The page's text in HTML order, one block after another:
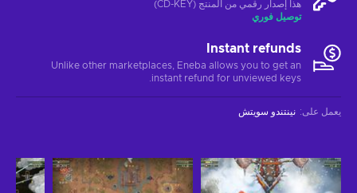
هذا إصدار رقمي من المنتج (CD-KEY)
توصيل فوري
Instant refunds
Unlike other marketplaces, Eneba allows you to get an
instant refund for unviewed keys.
يعمل على: نينتندو سويتش